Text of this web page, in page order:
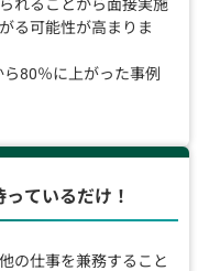
れることから面接実施
る可能性が高まりま
80％に上がった事例
っているだけ！
の仕事を兼務すること